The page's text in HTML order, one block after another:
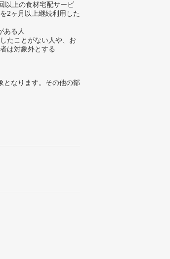
以上の食材宅配サービ
2ヶ月以上継続利用した
ある人
たことがない人や、お
は対象外とする
となります。その他の部